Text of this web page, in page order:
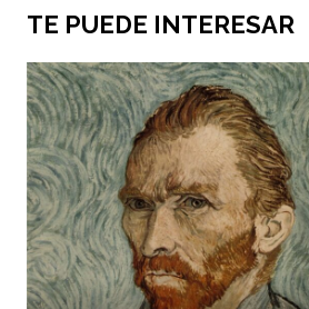
TE PUEDE INTERESAR